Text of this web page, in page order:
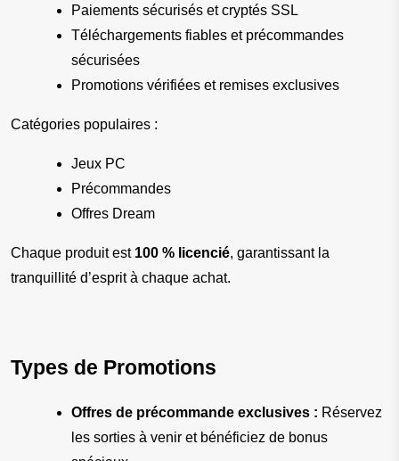
Paiements sécurisés et cryptés SSL
Téléchargements fiables et précommandes
sécurisées
Promotions vérifiées et remises exclusives
Catégories populaires :
Jeux PC
Précommandes
Offres Dream
Chaque produit est 100 % licencié, garantissant la
tranquillité d’esprit à chaque achat.
Types de Promotions
Offres de précommande exclusives : Réservez
les sorties à venir et bénéficiez de bonus